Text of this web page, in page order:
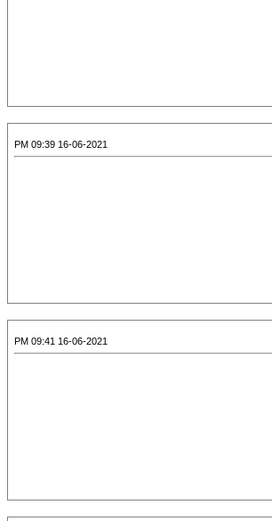
16-06-2021 09:39 PM
16-06-2021 09:41 PM